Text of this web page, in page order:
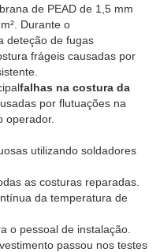
de PEAD de 1,5 mm
Durante o
deteção de fugas
frágeis causadas por
falhas na costura da
por flutuações na
operador.
utilizando soldadores
as costuras reparadas.
da temperatura de
o pessoal de instalação.
passou nos testes